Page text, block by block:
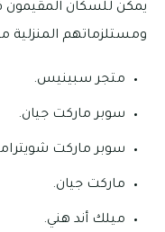
يمكن للسكان المقيمون
ومستلزماتهم المنزلية
متجر سبينيس.
سوبر ماركت جيان.
سوبر ماركت
ماركت جيان.
ميلك أند هني.